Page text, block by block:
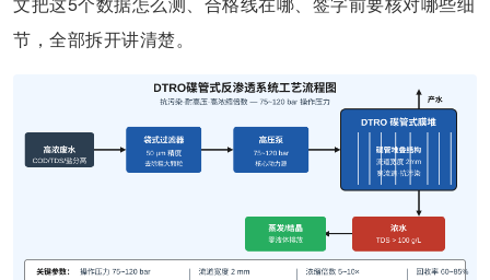
节，全部拆开讲清楚。